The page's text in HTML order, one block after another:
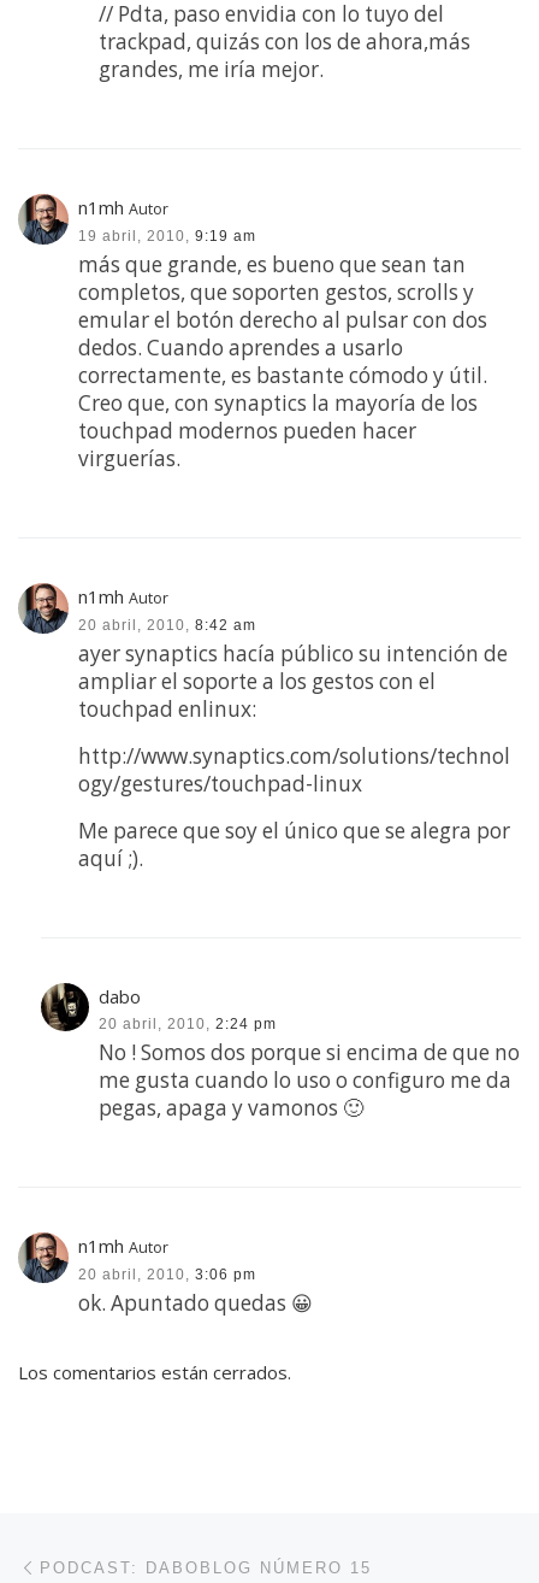
// Pdta, paso envidia con lo tuyo del
trackpad, quizás con los de ahora,más
grandes, me iría mejor.
n1mh Autor
19 abril, 2010, 9:19 am
más que grande, es bueno que sean tan
completos, que soporten gestos, scrolls y
emular el botón derecho al pulsar con dos
dedos. Cuando aprendes a usarlo
correctamente, es bastante cómodo y útil.
Creo que, con synaptics la mayoría de los
touchpad modernos pueden hacer
virguerías.
n1mh Autor
20 abril, 2010, 8:42 am
ayer synaptics hacía público su intención de
ampliar el soporte a los gestos con el
touchpad enlinux:
http://www.synaptics.com/solutions/technol
ogy/gestures/touchpad-linux
Me parece que soy el único que se alegra por
aquí ;).
dabo
20 abril, 2010, 2:24 pm
No ! Somos dos porque si encima de que no
me gusta cuando lo uso o configuro me da
pegas, apaga y vamonos 🙂
n1mh Autor
20 abril, 2010, 3:06 pm
ok. Apuntado quedas 😀
Los comentarios están cerrados.
Navegación de entradas
PODCAST: DABOBLOG NÚMERO 15